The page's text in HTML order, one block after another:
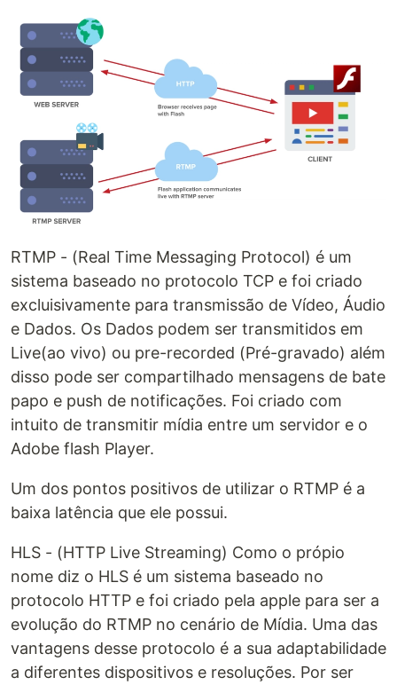
RTMP - (Real Time Messaging Protocol) é um
sistema baseado no protocolo TCP e foi criado
excluisivamente para transmissão de Vídeo, Áudio
e Dados. Os Dados podem ser transmitidos em
Live(ao vivo) ou pre-recorded (Pré-gravado) além
disso pode ser compartilhado mensagens de bate
papo e push de notificações. Foi criado com
intuito de transmitir mídia entre um servidor e o
Adobe flash Player.
Um dos pontos positivos de utilizar o RTMP é a
baixa latência que ele possui.
HLS - (HTTP Live Streaming) Como o própio
nome diz o HLS é um sistema baseado no
protocolo HTTP e foi criado pela apple para ser a
evolução do RTMP no cenário de Mídia. Uma das
vantagens desse protocolo é a sua adaptabilidade
a diferentes dispositivos e resoluções. Por ser